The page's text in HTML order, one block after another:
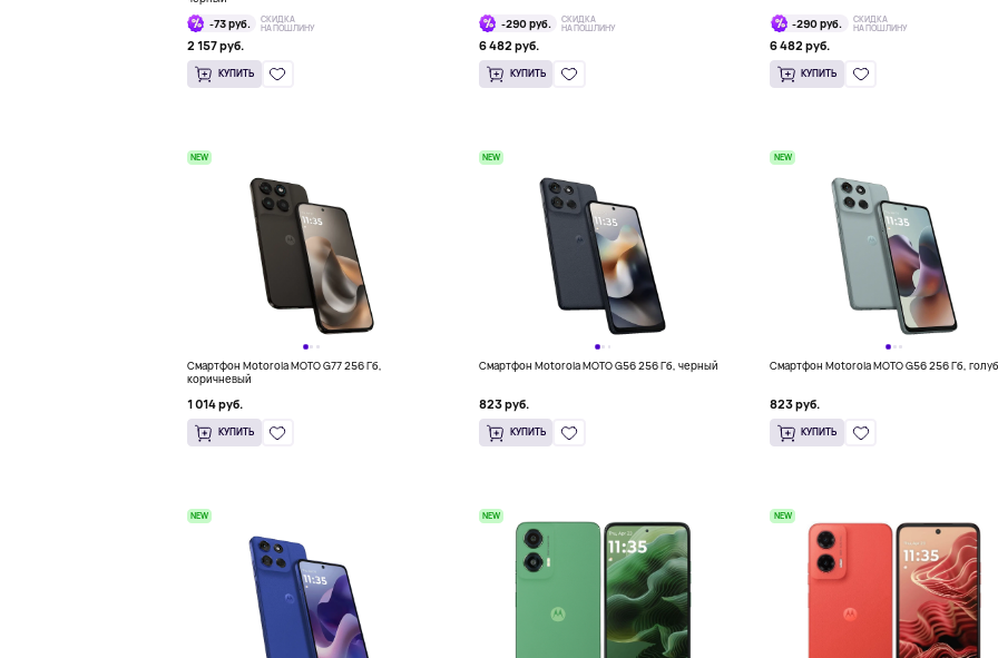
-73 руб.
СКИДКА
НА ПОШЛИНУ
2 157 руб.
КУПИТЬ
-290 руб.
СКИДКА
НА ПОШЛИНУ
6 482 руб.
КУПИТЬ
-290 руб.
СКИДКА
НА ПОШЛИНУ
6 482 руб.
КУПИТЬ
NEW
Смартфон Motorola MOTO G77 256 Гб,
коричневый
1 014 руб.
КУПИТЬ
NEW
Смартфон Motorola MOTO G56 256 Гб, черный
823 руб.
КУПИТЬ
NEW
Смартфон Motorola MOTO G56 256 Гб,
823 руб.
КУПИТЬ
NEW NEW NEW